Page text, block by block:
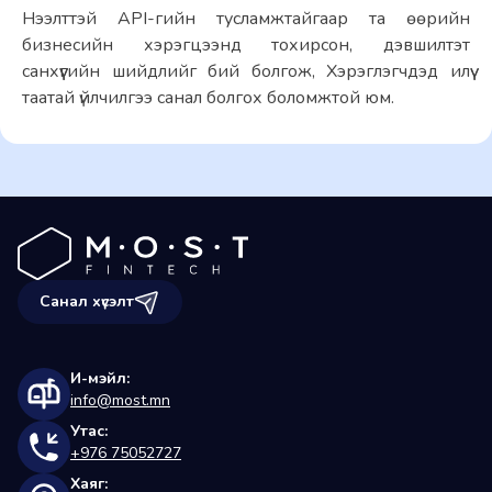
Нээлттэй API-гийн тусламжтайгаар та өөрийн
бизнесийн хэрэгцээнд тохирсон, дэвшилтэт
санхүүгийн шийдлийг бий болгож, Хэрэглэгчдэд илүү
таатай үйлчилгээ санал болгох боломжтой юм.
Санал хүсэлт
И-мэйл:
info@most.mn
Утас:
+976 75052727
Хаяг: